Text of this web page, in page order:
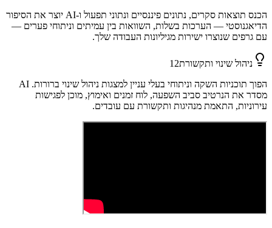
הכנס תוצאות סקרים, נתונים פיננסיים ונתוני תפעול ו-AI יוצר את הסיפור
הדיאגנוסטי — הערכות בשלות, השוואות בין עמיתים וניתוחי פערים —
עם גרפים שנוצרו ישירות מגיליונות העבודה שלך.
ניהול שינוי ותקשורת12
הפוך תוכניות השקה וניתוחי בעלי עניין למצגות ניהול שינוי ברורות. AI
מסדר את הנרטיב סביב השפעה, לוח זמנים ואימוץ, מוכן לפגישות
עירוניות, התאמת מנהיגות ותקשורת עם עובדים.